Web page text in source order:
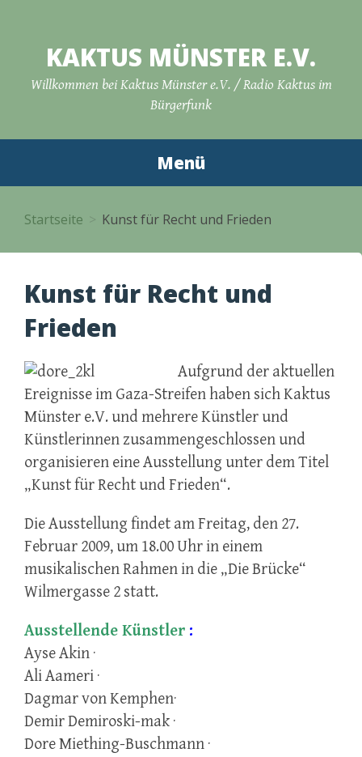
springenKAKTUS MÜNSTER E.V.
Willkommen bei Kaktus Münster e.V. / Radio Kaktus im
Bürgerfunk
Menü
Startseite Kunst für Recht und Frieden
Kunst für Recht und
Frieden
Aufgrund der aktuellen
Ereignisse im Gaza-Streifen haben sich Kaktus
Münster e.V. und mehrere Künstler und
Künstlerinnen zusammengeschlossen und
organisieren eine Ausstellung unter dem Titel
„Kunst für Recht und Frieden“.
Die Ausstellung findet am Freitag, den 27.
Februar 2009, um 18.00 Uhr in einem
musikalischen Rahmen in die „Die Brücke“
Wilmergasse 2 statt.
Ausstellende Künstler :
Ayse Akin ·
Ali Aameri ·
Dagmar von Kemphen·
Demir Demiroski-mak ·
Dore Miething-Buschmann ·